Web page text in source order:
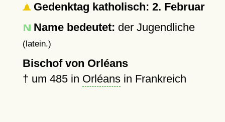
Gedenktag katholisch: 2. Februar
Name bedeutet: der Jugendliche
(latein.)
Bischof von Orléans
† um 485in Orléansin Frankreich